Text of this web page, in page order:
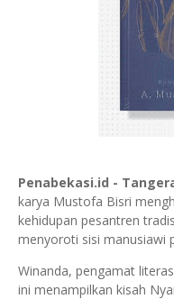
Penabekasi.id -
karya Mustofa Bisri
kehidupan pesantren
menyoroti sisi manusiawi
Winanda, pengamat
ini menampilkan kisah